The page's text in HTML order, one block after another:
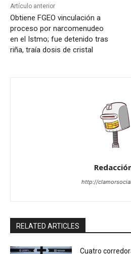
Artículo anterior
Obtiene FGEO vinculación a
proceso por narcomenudeo
en el Istmo; fue detenido tras
riña, traía dosis de cristal
http://
RELATED ARTICLES
Cuatro